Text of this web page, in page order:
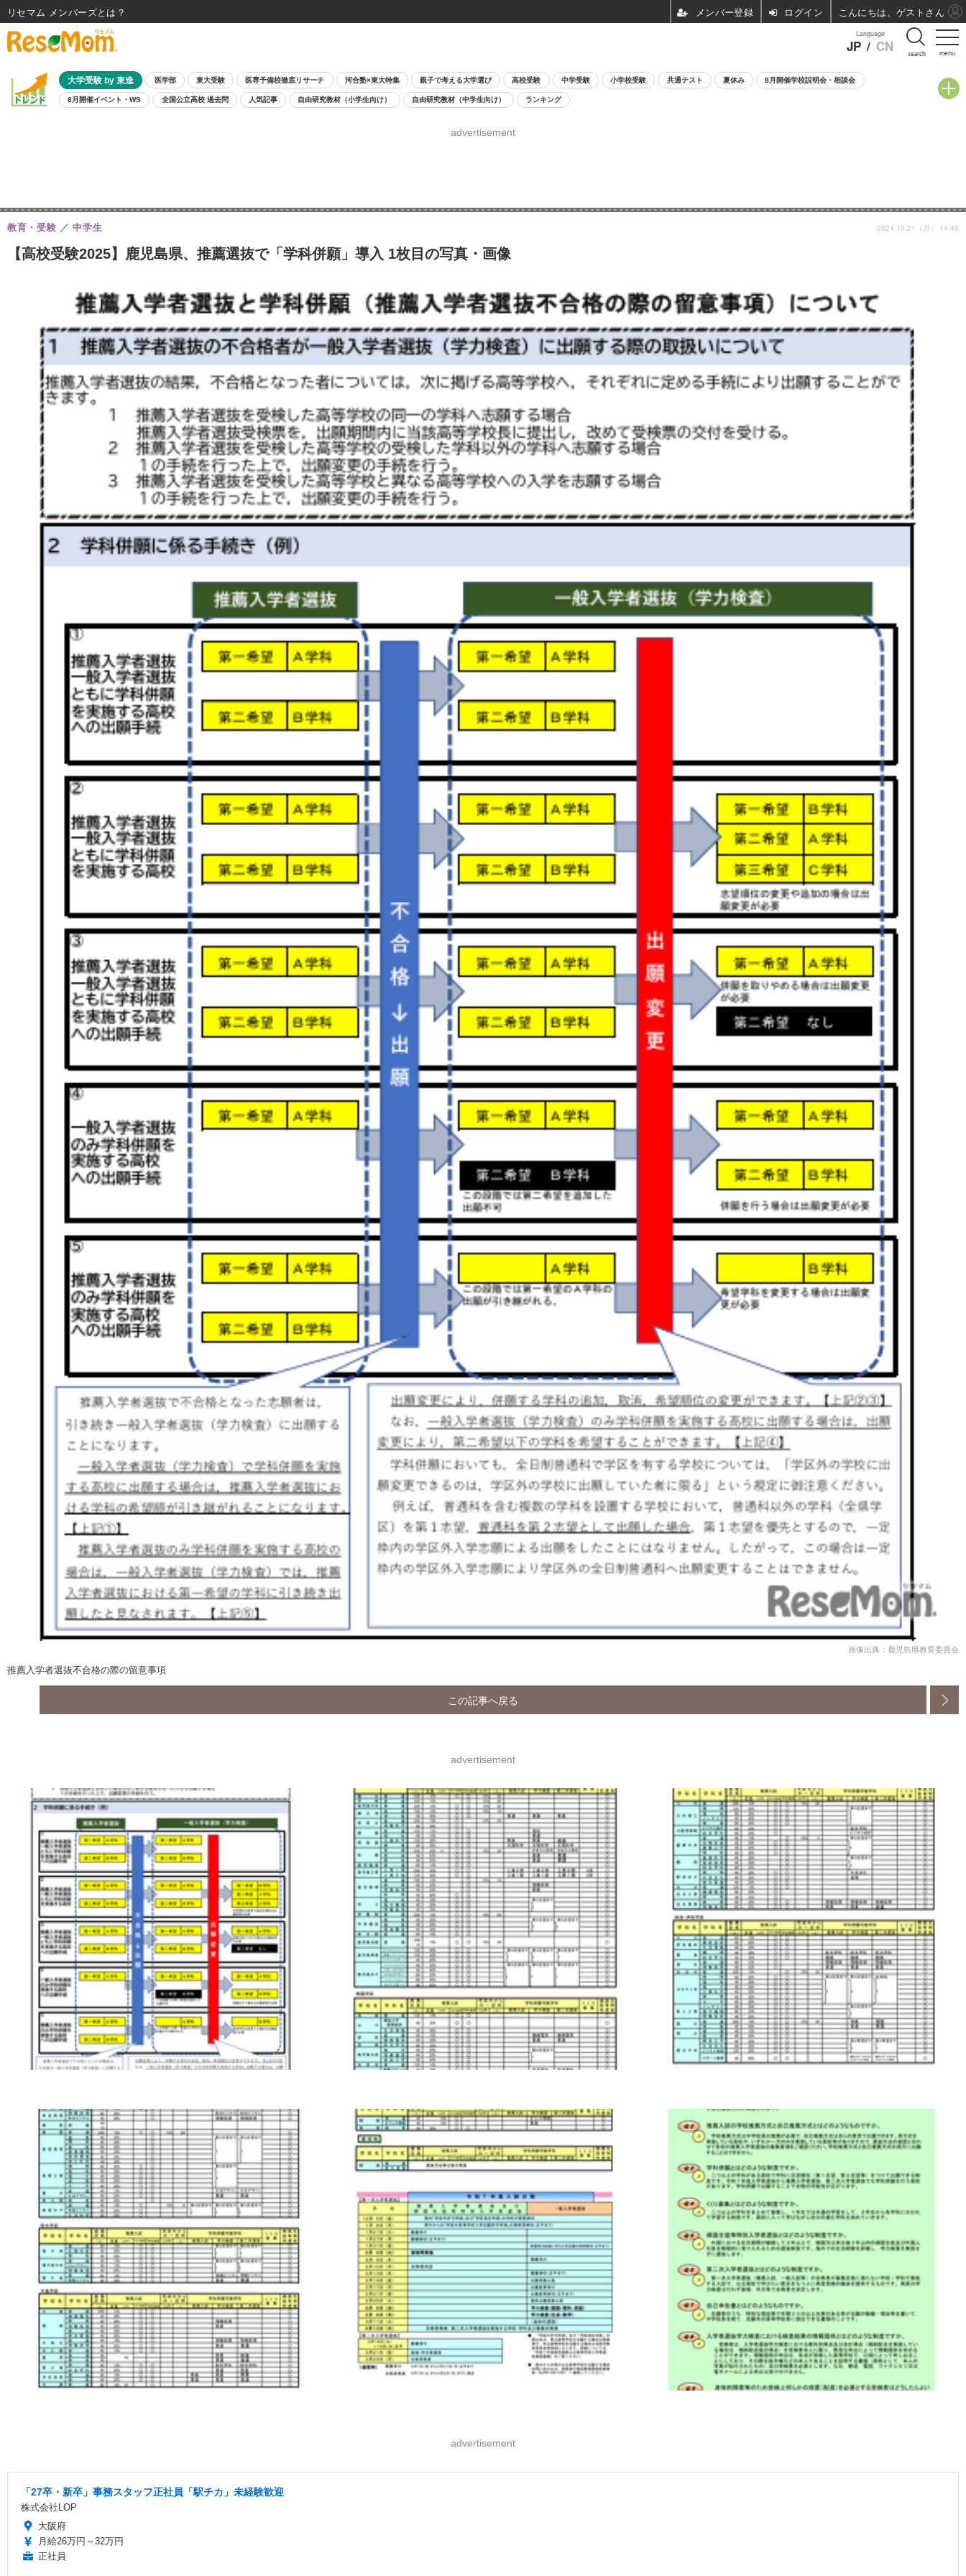
menu
Language
JP / CN search
大学受験 by 東進 医学部 東大受験 医専予備校徹底リサーチ 河合塾×東大特集 親子で考える大学選び 高校受験 中学受験 小学校受験 共通テスト 夏休み 8月開催学校説明会・相談会
8月開催イベント・WS 全国公立高校 過去問 人気記事 自由研究教材（小学生向け） 自由研究教材（中学生向け） ランキング
advertisement
【高校受験2025】鹿児島県、推薦選抜で「学科併願」導入 1枚目の写真・画像
教育・受験 中学生 2024.10.21（月） 14:45
画像出典：鹿児島県教育委員会
推薦入学者選抜不合格の際の留意事項
この記事へ戻る
advertisement
advertisement
「27卒・新卒」事務スタッフ正社員「駅チカ」未経験歓迎
株式会社LOP
大阪府
月給26万円～32万円
正社員
リセマム メンバーズ ログイン こんにちは、ゲストさん